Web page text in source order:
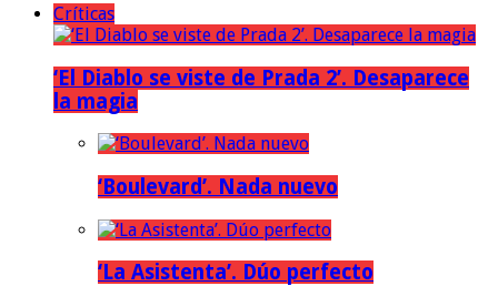
Críticas
‘El Diablo se viste de Prada 2’. Desaparece
la magia
‘Boulevard’. Nada nuevo
‘La Asistenta’. Dúo perfecto